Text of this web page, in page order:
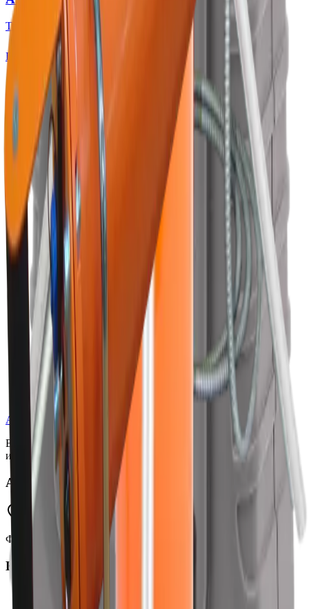
Taşınabilir Spektrometreler
Detay
AYTANTeknoloji
Единственный официальный дистрибьютор приборов
измерения радиации Atomtex в Турции.
Адрес
Üniversite Mah. Sarıgül Sok. No:37, Авджылар / Стамбул
Филиалы: Гёктюрк, Мимароба / Стамбул
Контакты
info@aytan.net